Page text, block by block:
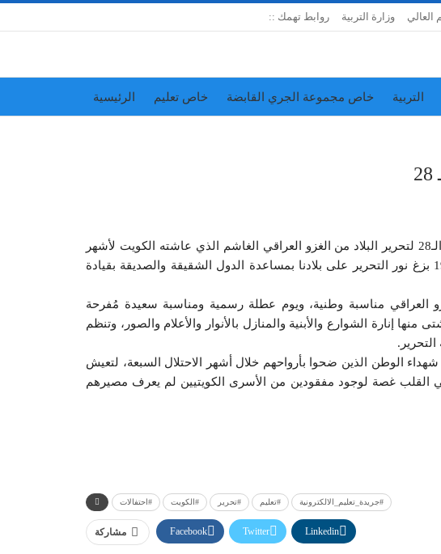
روابط تهمك :: وزارة التربية العالي
الرئيسية خاص تعليم خاص مجموعة الجري القابضة التربية
تحتفل الكويت في الـ26 من شهر فبراير بالذكرى الـ28 لتحرير البلاد من الغزو العراقي الغاشم الذي عاشته الكويت لأشهر
عديدة عام 1990، ففي الـ 26 من فبراير عام 1991 بزغ نور التحرير على بلادنا بمساعدة الدول الشقيقة والصديقة بقيادة
العراقي مناسبة وطنية، ويوم عطلة رسمية ومناسبة سعيدة مُفرحة
إنارة الشوارع والأبنية والمنازل بالأنوار والأعلام والصور، وتنظم
الوطن الذين ضحوا بأرواحهم خلال أشهر الاحتلال السبعة، لتعيش
القلب غصة لوجود مفقودين من الأسرى الكويتيين لم يعرف مصيرهم
#احتفالات #الكويت #تحرير #تعليم #جريدة_تعليم_الالكترونية
مشاركة Facebook Twitter Linkedin